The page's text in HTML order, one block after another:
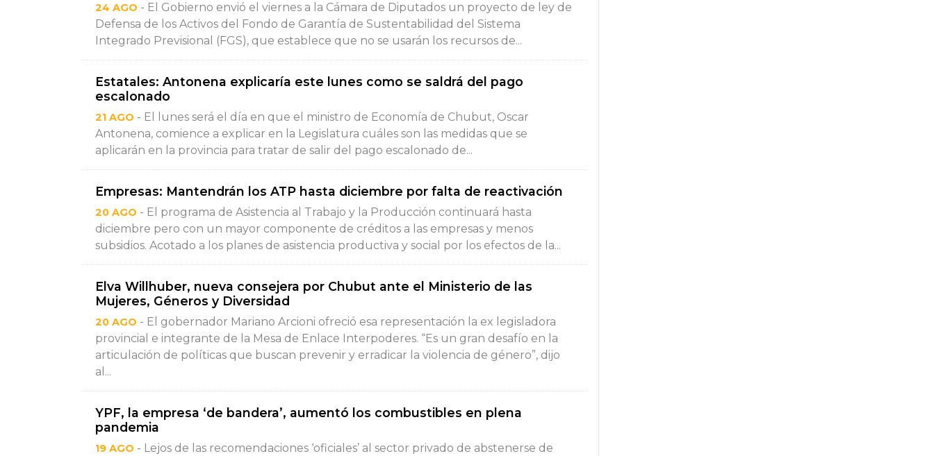
24 AGO - El Gobierno envió el viernes a la Cámara de Diputados un proyecto de ley de
Defensa de los Activos del Fondo de Garantía de Sustentabilidad del Sistema
Integrado Previsional (FGS), que establece que no se usarán los recursos de...
Estatales: Antonena explicaría este lunes como se saldrá del pago
escalonado
21 AGO - El lunes será el día en que el ministro de Economía de Chubut, Oscar
Antonena, comience a explicar en la Legislatura cuáles son las medidas que se
aplicarán en la provincia para tratar de salir del pago escalonado de...
Empresas: Mantendrán los ATP hasta diciembre por falta de reactivación
20 AGO - El programa de Asistencia al Trabajo y la Producción continuará hasta
diciembre pero con un mayor componente de créditos a las empresas y menos
subsidios. Acotado a los planes de asistencia productiva y social por los efectos de la...
Elva Willhuber, nueva consejera por Chubut ante el Ministerio de las
Mujeres, Géneros y Diversidad
20 AGO - El gobernador Mariano Arcioni ofreció esa representación la ex legisladora
provincial e integrante de la Mesa de Enlace Interpoderes. “Es un gran desafío en la
articulación de políticas que buscan prevenir y erradicar la violencia de género”, dijo
al...
YPF, la empresa ‘de bandera’, aumentó los combustibles en plena
pandemia
19 AGO - Lejos de las recomendaciones ‘oficiales’ al sector privado de abstenerse de